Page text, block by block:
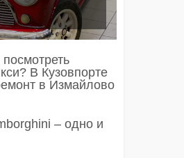
В Кузовпорте
в Измайлово
– одно и